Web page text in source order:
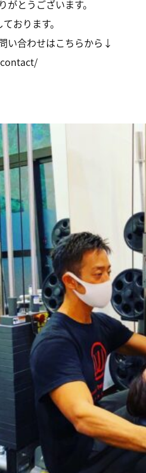
とうございます。
おります。
い合わせはこちらから↓